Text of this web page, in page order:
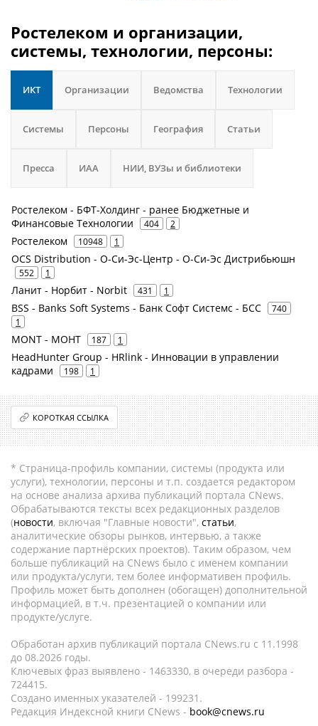
Ростелеком и организации,
системы, технологии, персоны:
ИКТ Организации Ведомства Технологии
Системы Персоны География Статьи
Пресса ИАА НИИ, ВУЗы и библиотеки
Ростелеком - БФТ-Холдинг - ранее Бюджетные и
Финансовые Технологии
404 2
Ростелеком 10948 1
OCS Distribution - О-Си-Эс-Центр - О-Си-Эс Дистрибьюшн
552 1
Ланит - Норбит - Norbit 431 1
BSS - Banks Soft Systems - Банк Софт Системс - БСС
740
1
MONT - МОНТ 187 1
HeadHunter Group - HRlink - Инновации в управлении
кадрами
198 1
КОРОТКАЯ ССЫЛКА
* Страница-профиль компании, системы (продукта или
услуги), технологии, персоны и т.п. создается редактором
на основе анализа архива публикаций портала CNews.
Обрабатываются тексты всех редакционных разделов
(новости, включая "Главные новости", статьи,
аналитические обзоры рынков, интервью, а также
содержание партнёрских проектов). Таким образом, чем
больше публикаций на CNews было с именем компании
или продукта/услуги, тем более информативен профиль.
Профиль может быть дополнен (обогащен) дополнительной
информацией, в т.ч. презентацией о компании или
продукте/услуге.
Обработан архив публикаций портала CNews.ru c 11.1998
до 08.2026 годы.
Ключевых фраз выявлено - 1463330, в очереди разбора -
724415.
Создано именных указателей - 199231.
Редакция Индексной книги CNews - book@cnews.ru